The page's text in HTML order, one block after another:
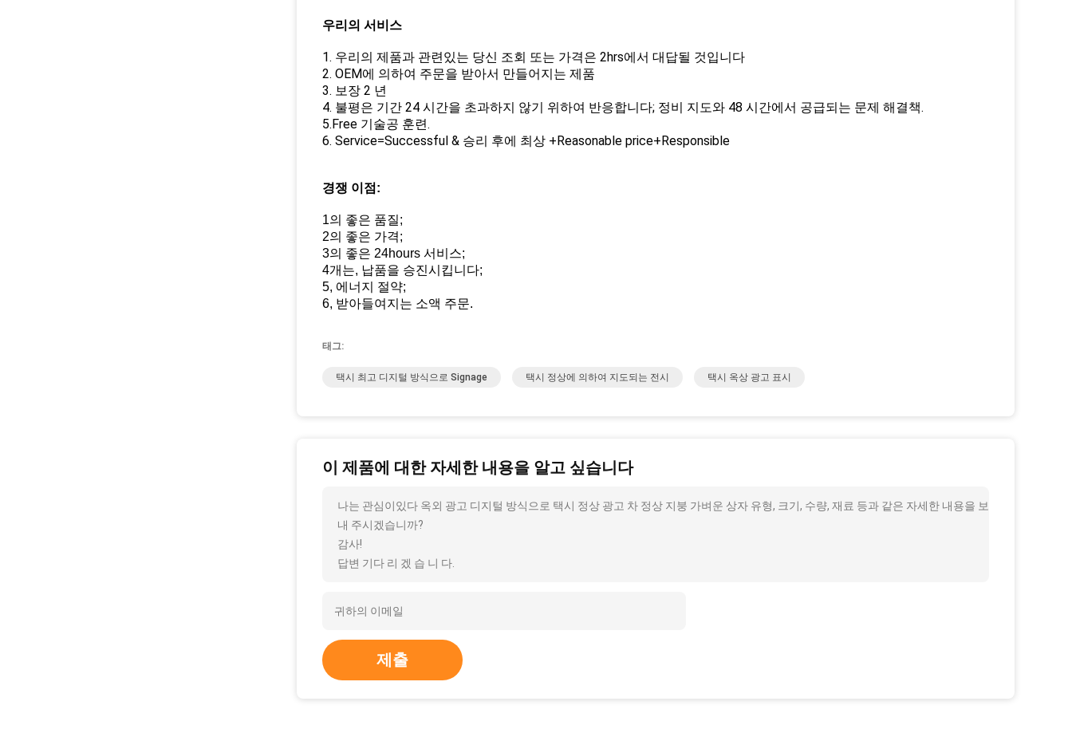
우리의 서비스
1. 우리의 제품과 관련있는 당신 조회 또는 가격은 2hrs에서 대답될 것입니다
2. OEM에 의하여 주문을 받아서 만들어지는 제품
3. 보장 2 년
4. 불평은 기간 24 시간을 초과하지 않기 위하여 반응합니다; 정비 지도와 48 시간에서 공급되는 문제 해결책.
5.Free 기술공 훈련.
6. Service=Successful & 승리 후에 최상 +Reasonable price+Responsible
경쟁 이점:
1의 좋은 품질;
2의 좋은 가격;
3의 좋은 24hours 서비스;
4개는, 납품을 승진시킵니다;
5, 에너지 절약;
6, 받아들여지는 소액 주문.
태그:
택시 최고 디지털 방식으로 Signage 택시 정상에 의하여 지도되는 전시 택시 옥상 광고 표시
이 제품에 대한 자세한 내용을 알고 싶습니다
나는 관심이있다 옥외 광고 디지털 방식으로 택시 정상 광고 차 정상 지붕 가벼운 상자 유형, 크기, 수량, 재료 등과 같은 자세한 내용을 보
내 주시겠습니까?
감사!
답변 기다 리 겠 습 니 다.
제출